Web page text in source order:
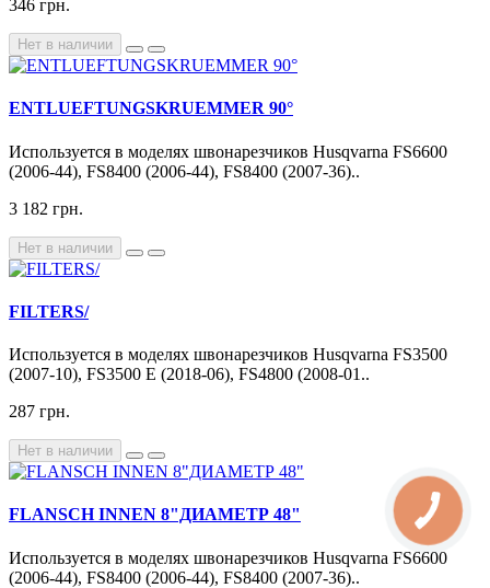
346 грн.
Нет в наличии
ENTLUEFTUNGSKRUEMMER 90°
Используется в моделях швонарезчиков Husqvarna FS6600
(2006-44), FS8400 (2006-44), FS8400 (2007-36)..
3 182 грн.
Нет в наличии
FILTERS/
Используется в моделях швонарезчиков Husqvarna FS3500
(2007-10), FS3500 E (2018-06), FS4800 (2008-01..
287 грн.
Нет в наличии
FLANSCH INNEN 8"ДИАМЕТР 48"
Используется в моделях швонарезчиков Husqvarna FS6600
(2006-44), FS8400 (2006-44), FS8400 (2007-36)..